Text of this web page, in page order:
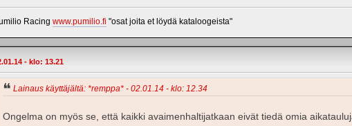
Racing www.pumilio.fi "osat joita et löydä kataloogeista"
- klo: 13.21
Lainaus käyttäjältä: *remppa* - 02.01.14 - klo: 12.34
Ongelma on myös se, että kaikki avaimenhaltijatkaan eivät tiedä omia